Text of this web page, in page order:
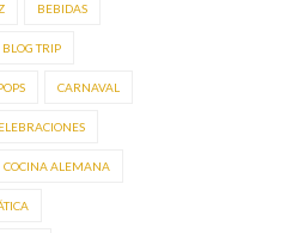
BEBIDAS
BLOG TRIP
CARNAVAL
COCINA ALEMANA